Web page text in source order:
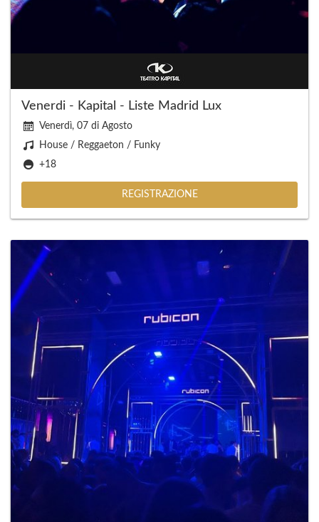
Venerdi - Kapital - Liste Madrid Lux
Venerdì, 07 di Agosto
House / Reggaeton / Funky
+18
REGISTRAZIONE